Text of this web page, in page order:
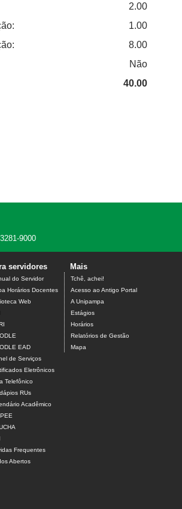
2.00
1.00
8.00
Não
40.00
9000
servidores
do Servidor
Horários Docentes
Web
EAD
de Serviços
Eletrônicos
Telefônico
RUs
Acadêmico
Frequentes
Abertos
Mais
Tchê, achei!
Acesso ao Antigo Portal
A Unipampa
Estágios
Horários
Relatórios de Gestão
Mapa